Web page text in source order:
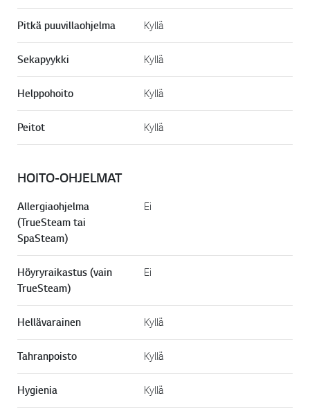
Pitkä puuvillaohjelma Kyllä
Sekapyykki Kyllä
Helppohoito Kyllä
Peitot Kyllä
HOITO-OHJELMAT
Allergiaohjelma
(TrueSteam tai
SpaSteam)
Ei
Höyryraikastus (vain
TrueSteam)
Ei
Hellävarainen Kyllä
Tahranpoisto Kyllä
Hygienia Kyllä